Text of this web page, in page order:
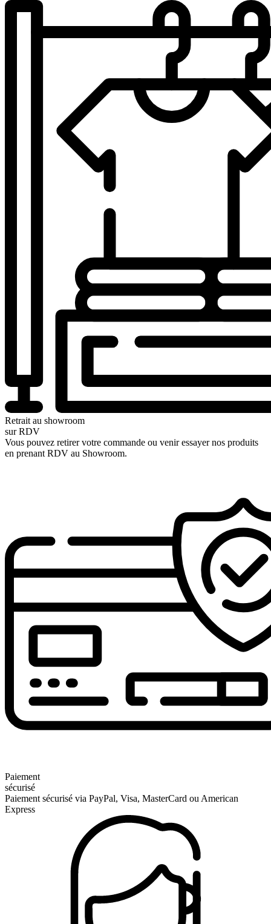
Retrait au showroom
sur RDV
Vous pouvez retirer votre commande ou venir essayer nos produits
en prenant RDV au Showroom.
Paiement
sécurisé
Paiement sécurisé via PayPal, Visa, MasterCard ou American
Express